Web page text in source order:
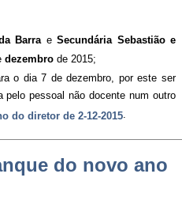
Barra eSecundária Sebastião e
dezembro de 2015;
o dia 7 de dezembro, por este ser
pessoal não docente num outro
do diretor de 2-12-2015.
do novo ano